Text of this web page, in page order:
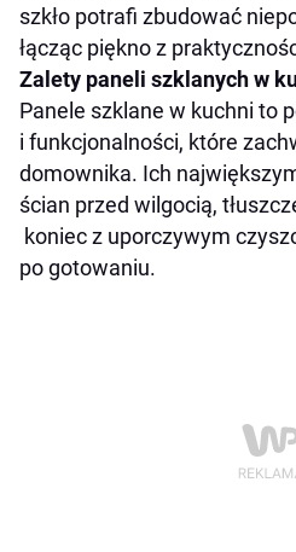
szkło potrafi zbudować
łącząc piękno z
Zalety paneli szklanych w
Panele szklane w kuchni to
i funkcjonalności, które
domownika. Ich
ścian przed wilgocią,
koniec z uporczywym
po gotowaniu.